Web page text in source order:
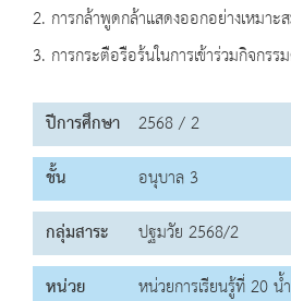
2. การกล้าพูดกล้าแสดงออกอย่างเหมา
3. การกระตือรือร้นในการเข้าร่วมกิจกร
ปีการศึกษา 2568 / 2
ชั้น
อนุบาล 3
กลุ่มสาระ
ปฐมวัย 2568/2
หน่วย
หน่วยการเรียนรู้ที่ 20 น้